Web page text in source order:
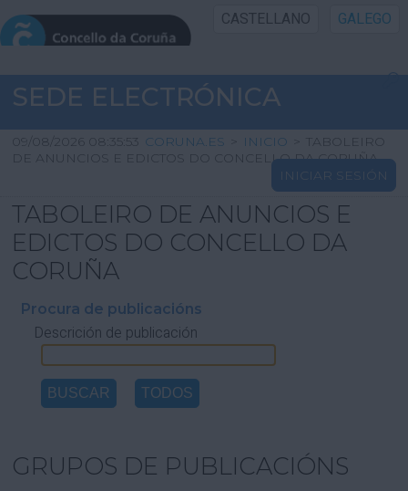
CASTELLANO GALEGO
INICIO SEDE
INICIO
INFORMACIÓN PÚBLICA
CARTAFOL CIDADÁN
AXUDA
SEDE ELECTRÓNICA
09/08/2026 08:35:53 CORUNA.ES > INICIO > TABOLEIRO
DE ANUNCIOS E EDICTOS DO CONCELLO DA CORUÑA
INICIAR SESIÓN
TABOLEIRO DE ANUNCIOS E
EDICTOS DO CONCELLO DA
CORUÑA
Procura de publicacións
Descrición de publicación
GRUPOS DE PUBLICACIÓNS